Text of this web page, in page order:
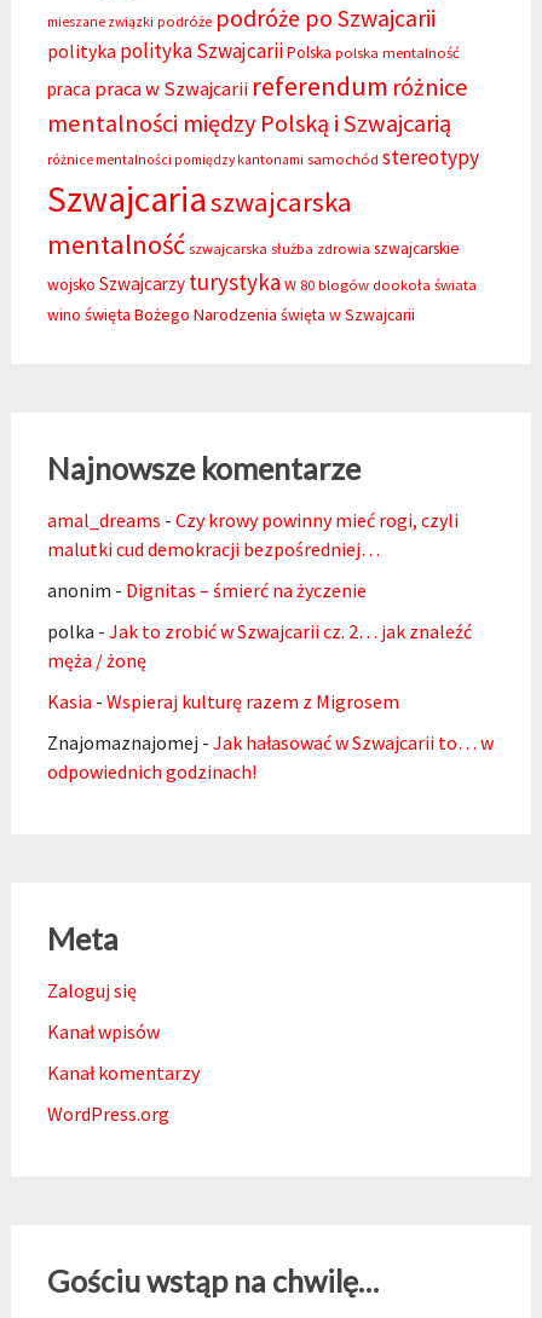
mieszane związki podróże podróże po Szwajcarii
polityka polityka SzwajcariiPolska polska mentalność
praca praca w Szwajcarii referendum różnice
mentalności między Polską i Szwajcarią
różnice mentalności pomiędzy kantonami samochód stereotypy
Szwajcariaszwajcarska
mentalność szwajcarska służba zdrowia szwajcarskie
wojsko Szwajcarzy turystyka W 80 blogów dookoła świata
wino święta Bożego Narodzenia święta w Szwajcarii
Najnowsze komentarze
amal_dreams - Czy krowy powinny mieć rogi, czyli
malutki cud demokracji bezpośredniej…
anonim - Dignitas – śmierć na życzenie
polka - Jak to zrobić w Szwajcarii cz. 2… jak znaleźć
męża / żonę
Kasia - Wspieraj kulturę razem z Migrosem
Znajomaznajomej - Jak hałasować w Szwajcarii to… w
odpowiednich godzinach!
Meta
Zaloguj się
Kanał wpisów
Kanał komentarzy
WordPress.org
Gościu wstąp na chwilę…